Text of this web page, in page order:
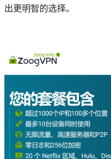
出更明智的选择。